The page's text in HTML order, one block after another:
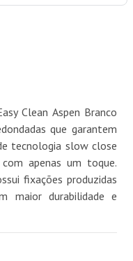
Clean Aspen Branco
que garantem
tecnologia slow close
apenas um toque.
fixações produzidas
maior durabilidade e